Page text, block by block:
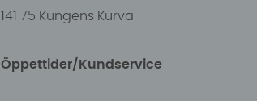
141 75 Kungens Kurva
Öppettider/Kundservice